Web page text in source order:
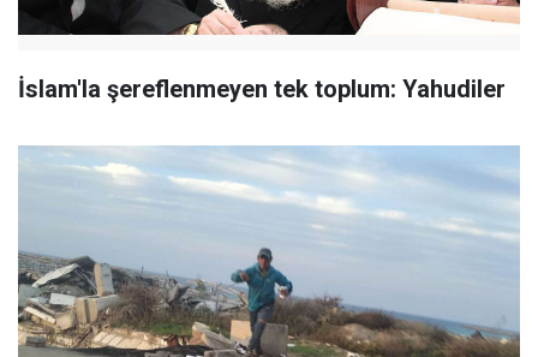
İslam'la şereflenmeyen tek toplum: Yahudiler